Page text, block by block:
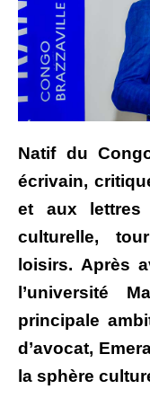
Natif du
écrivain,
et aux lettres
culturelle,
loisirs. Après
l’université
principale
d’avocat,
la sphère